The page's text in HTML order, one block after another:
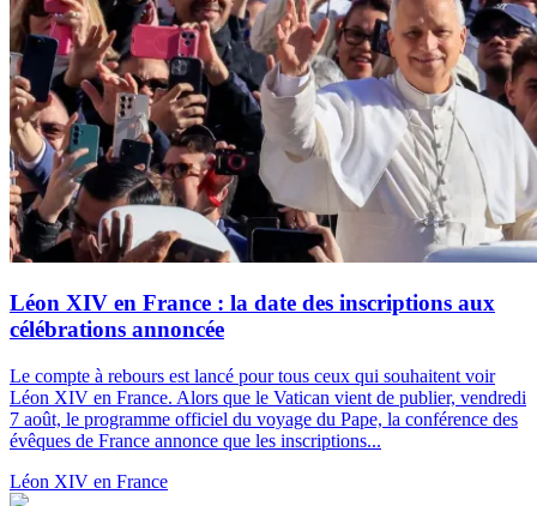
Léon XIV en France : la date des inscriptions aux
célébrations annoncée
Le compte à rebours est lancé pour tous ceux qui souhaitent voir
Léon XIV en France. Alors que le Vatican vient de publier, vendredi
7 août, le programme officiel du voyage du Pape, la conférence des
évêques de France annonce que les inscriptions...
Léon XIV en France